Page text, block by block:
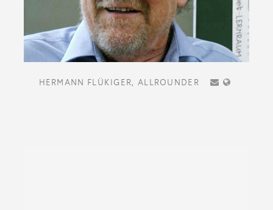
HERMANN FLÜKIGER, ALLROUNDER